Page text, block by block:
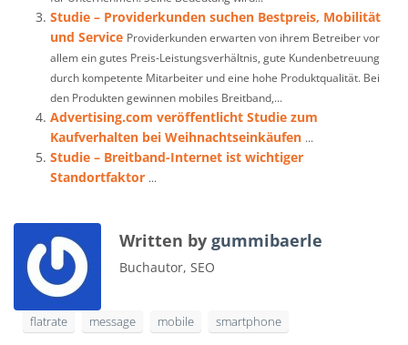
Studie – Providerkunden suchen Bestpreis, Mobilität
und Service Providerkunden erwarten von ihrem Betreiber vor
allem ein gutes Preis-Leistungsverhältnis, gute Kundenbetreuung
durch kompetente Mitarbeiter und eine hohe Produktqualität. Bei
den Produkten gewinnen mobiles Breitband,...
Advertising.com veröffentlicht Studie zum
Kaufverhalten bei Weihnachtseinkäufen ...
Studie – Breitband-Internet ist wichtiger
Standortfaktor ...
Written by gummibaerle
Buchautor, SEO
flatrate message mobile smartphone